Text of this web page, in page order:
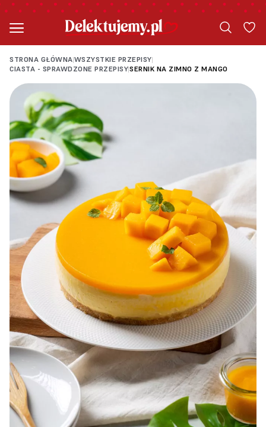
STRONA GŁÓWNA|WSZYSTKIE PRZEPISY|
CIASTA - SPRAWDZONE PRZEPISY|SERNIK NA ZIMNO Z MANGO